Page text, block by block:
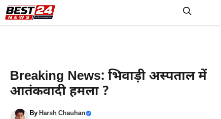
Skip
to
Breaking News: भिवाड़ी अस्पताल में
आतंकवादी हमला ?
ByHarsh Chauhan